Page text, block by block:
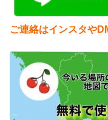
ご連絡はインスタや